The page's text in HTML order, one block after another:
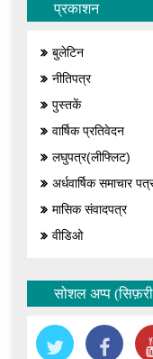
प्रकाशन
बुलेटिन
नीतिपत्र
पुस्तकें
वार्षिक प्रतिवेदन
लघुपत्र(लीफ्लिट)
अर्धवार्षिक समाचार
मासिक संवादपत्र
वीडिओ
सोशल अप्प